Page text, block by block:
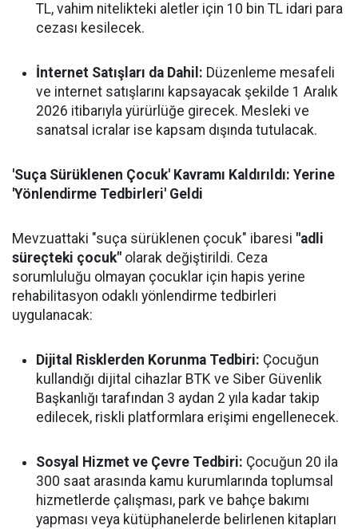
TL, vahim nitelikteki aletler için 10 bin TL idari para
cezası kesilecek.
İnternet Satışları da Dahil: Düzenleme mesafeli
ve internet satışlarını kapsayacak şekilde 1 Aralık
2026 itibarıyla yürürlüğe girecek. Mesleki ve
sanatsal icralar ise kapsam dışında tutulacak.
'Suça Sürüklenen Çocuk' Kavramı Kaldırıldı: Yerine
'Yönlendirme Tedbirleri' Geldi
Mevzuattaki "suça sürüklenen çocuk" ibaresi "adli
süreçteki çocuk" olarak değiştirildi. Ceza
sorumluluğu olmayan çocuklar için hapis yerine
rehabilitasyon odaklı yönlendirme tedbirleri
uygulanacak:
Dijital Risklerden Korunma Tedbiri: Çocuğun
kullandığı dijital cihazlar BTK ve Siber Güvenlik
Başkanlığı tarafından 3 aydan 2 yıla kadar takip
edilecek, riskli platformlara erişimi engellenecek.
Sosyal Hizmet ve Çevre Tedbiri: Çocuğun 20 ila
300 saat arasında kamu kurumlarında toplumsal
hizmetlerde çalışması, park ve bahçe bakımı
yapması veya kütüphanelerde belirlenen kitapları